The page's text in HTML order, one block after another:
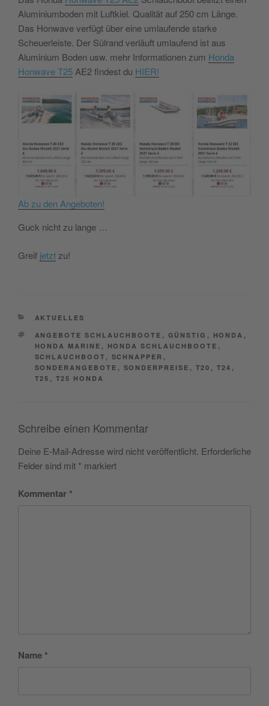
Aluminiumboden mit Luftkiel. Qualität auf 250 cm Länge.
Das Honwave verfügt über eine umlaufende starke
Scheuerleiste. Der Sülrand verläuft umlaufend ist aus
Aluminium Boden usw. mehr Informationen zum Honda
Honwave T25 AE2 findest du HIER!
Ab zu den Angeboten!
Guck nicht zu lange …
Greif jetzt zu!
CATEGORIES
AKTUELLES
TAGS
ANGEBOTE SCHLAUCHBOOTE , GÜNSTIG , HONDA ,
HONDA MARINE , HONDA SCHLAUCHBOOTE ,
SCHLAUCHBOOT , SCHNAPPER ,
SONDERANGEBOTE , SONDERPREISE , T20 , T24 ,
T25 , T25 HONDA
Schreibe einen Kommentar
Deine E-Mail-Adresse wird nicht veröffentlicht. Erforderliche
Felder sind mit * markiert
Kommentar *
Name *